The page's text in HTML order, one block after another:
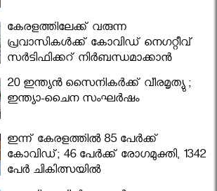
കേരളത്തിലേക്ക് വരുന്ന
പ്രവാസികള്‍ക്ക് കോവിഡ് നെഗറ്റീവ്
സര്‍ട്ടിഫിക്കറ്റ് നിർബന്ധമാക്കാൻ
മന്ത്രിസഭ
20 ഇന്ത്യൻ സൈനികർക്ക് വീരമൃത്യു ;
ഇന്ത്യാ-ചൈന സംഘർഷം
ഇന്ന് കേരളത്തിൽ 85 പേർക്ക്
കോവിഡ്; 46 പേർക്ക് രോഗമുക്തി, 1342
പേർ ചികിത്സയിൽ